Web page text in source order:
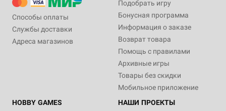
Способы оплаты
Службы доставки
Адреса магазинов
Подобрать игру
Бонусная программа
Информация о заказе
Возврат товара
Помощь с правилами
Архивные игры
Товары без скидки
Мобильное приложение
HOBBY GAMES
НАШИ ПРОЕКТЫ